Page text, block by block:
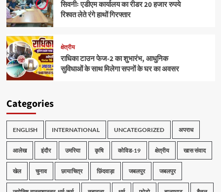
सिवनीः एडीएम कार्यालय का रीडर 20 हजार रुपये
रिश्वत लेते रंगे हाथों गिरफ्तार
क्षेत्रीय
राधिका टाउन फेज-2 का शुभारंभ, आधुनिक
सुविधाओं के साथ मिलेगा सपनों के घर का अवसर
Categories
ENGLISH INTERNATIONAL UNCATEGORIZED अपराध
आलेख इंदौर उमरिया कृषि कोविड-19 क्षेत्रीय खास संवाद
खेल चुनाव छायाचित्र छिंदवाड़ा जबलपुर जबलपुर